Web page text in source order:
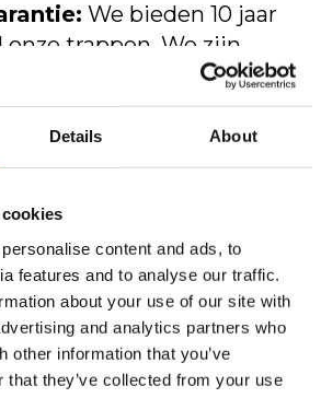
Details About
content and ads, to
features and to analyse our traffic.
about your use of our site with
and analytics partners who
other information that you’ve
that they’ve collected from your use
We bieden 10 jaar
onze trappen. We zijn
van ons product.
aanvragen
Brabant is al sinds 1990
van midden-, zuid
Vlaanderen voor houten
Wij hebben al vele
mogen afronden in o.a.
,Eindhoven&Utrecht